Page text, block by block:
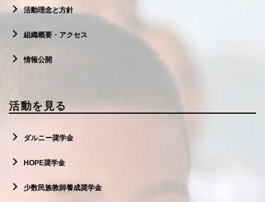
活動理念と方針
組織概要・アクセス
情報公開
活動を見る
ダルニー奨学金
HOPE奨学金
少数民族教師養成奨学金